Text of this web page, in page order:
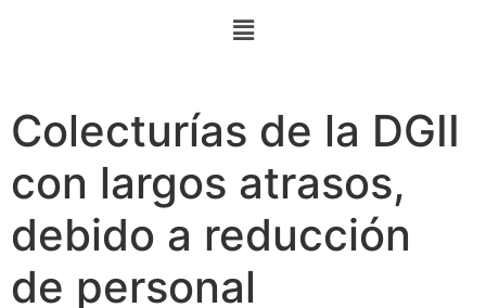
Colecturías de la DGII
con largos atrasos,
debido a reducción
de personal